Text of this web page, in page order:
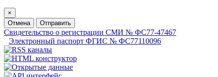
×
Отмена
Отправить
Свидетельство о регистрации СМИ № ФС77-47467
Электронный паспорт ФГИС № ФС77110096